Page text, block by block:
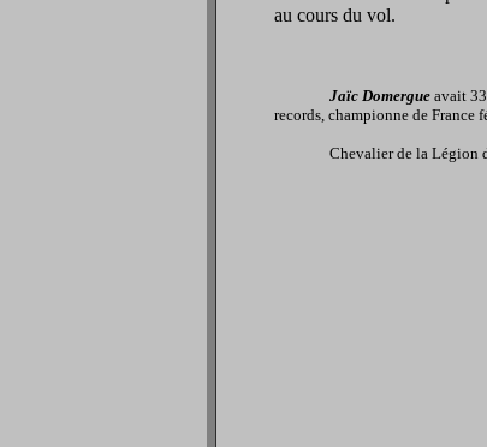
au cours du vol.
Jaïc Domergue avait
records, championne de France
Chevalier de la Légion